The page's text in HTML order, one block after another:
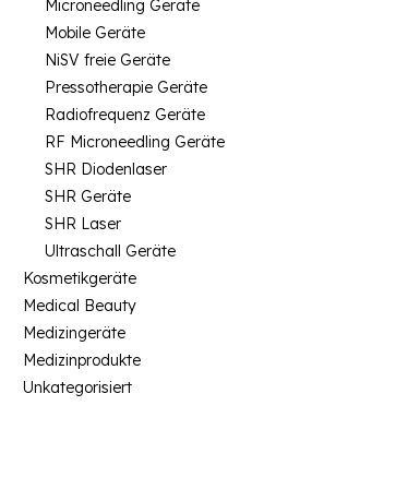
Microneedling Geräte
Mobile Geräte
NiSV freie Geräte
Pressotherapie Geräte
Radiofrequenz Geräte
RF Microneedling Geräte
SHR Diodenlaser
SHR Geräte
SHR Laser
Ultraschall Geräte
Kosmetikgeräte
Medical Beauty
Medizingeräte
Medizinprodukte
Unkategorisiert